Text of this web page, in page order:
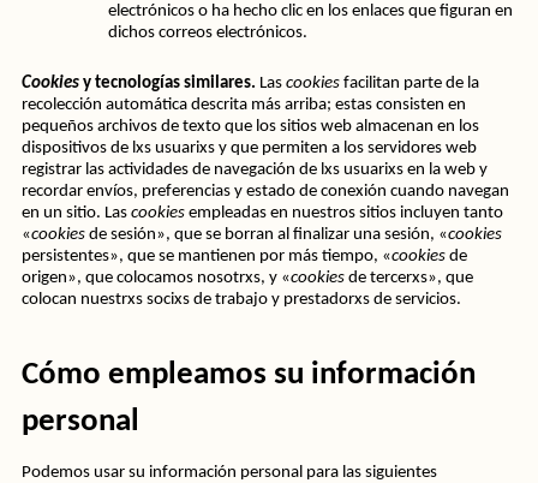
electrónicos o ha hecho clic en los enlaces que figuran en
dichos correos electrónicos.
Cookies y tecnologías similares. Las cookies facilitan parte de la
recolección automática descrita más arriba; estas consisten en
pequeños archivos de texto que los sitios web almacenan en los
dispositivos de lxs usuarixs y que permiten a los servidores web
registrar las actividades de navegación de lxs usuarixs en la web y
recordar envíos, preferencias y estado de conexión cuando navegan
en un sitio. Las cookies empleadas en nuestros sitios incluyen tanto
«cookies de sesión», que se borran al finalizar una sesión, «cookies
persistentes», que se mantienen por más tiempo, «cookies de
origen», que colocamos nosotrxs, y «cookies de tercerxs», que
colocan nuestrxs socixs de trabajo y prestadorxs de servicios.
Cómo empleamos su información
personal
Podemos usar su información personal para las siguientes